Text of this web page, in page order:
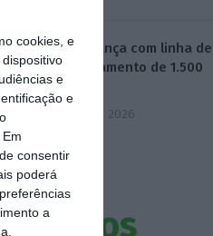
cookies, e
e
e
consentir
poderá
a
BPF avança com linha de
financiamento de 1.500
milhões
5 Agosto 2026
Eventos